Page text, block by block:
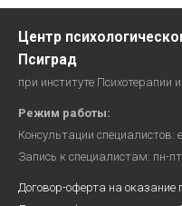
Центр
Псиград
при институте Психотерапии
Режим работы:
Консультации специалистов:
Запись к специалистам: пн-
Договор-оферта на оказание